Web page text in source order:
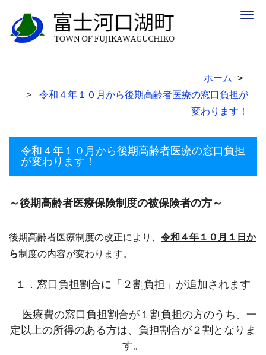
ホーム
令和４年１０月から後期高齢者医療の窓口負担が
変わります！
令和４年１０月から後期高齢者医療の窓口負担
が変わります！
～後期高齢者医療保険制度の被保険者の方～
後期高齢者医療制度の改正により、 令和４年１０月１日か
ら制度の内容が変わります。
１．窓口負担割合に「２割負担」が追加されます
医療費の窓口負担割合が１割負担の方のうち、一
定以上の所得のある方は、負担割合が２割となりま
す。